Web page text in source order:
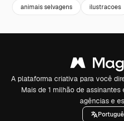
animais selvagens ilustracoes
A plataforma criativa para você
Mais de 1 milhão de
agências e